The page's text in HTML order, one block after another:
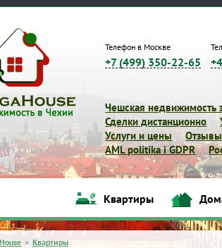
Телефон в Москве
+7 (499) 350-22-65
Чешская недвижимость
Сделки дистанционно
Услуги и цены
AML politika i GDPR
Квартиры
Квартиры
> Квартиры